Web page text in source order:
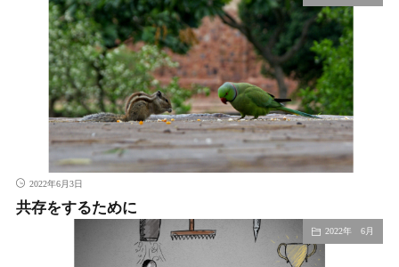
2022年6月3日
共存をするために
2022年 6月